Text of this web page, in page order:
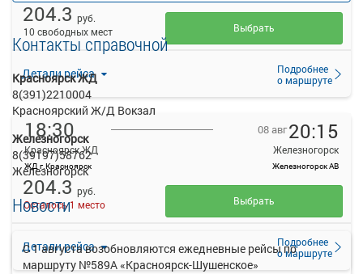
Детали рейса
Подробнее
о маршруте
204.3 руб.
10 свободных мест
Выбрать
18:30
Красноярск ЖД
ЖД г.Красноярск
08 авг20:15
Железногорск
Железногорск АВ
Детали рейса
Подробнее
о маршруте
204.3 руб.
Осталось 1 место
Выбрать
Контакты справочной
Красноярск ЖД
8(391)2210004
Красноярский Ж/Д Вокзал
Железногорск
8(39197)58762
Железногорск
Новости
С 1 августа возобновляются ежедневные рейсы по
маршруту №589А «Красноярск-Шушенское»